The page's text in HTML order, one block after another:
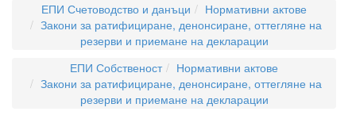
ЕПИ Счетоводство и данъци
Нормативни актове
Закони за ратифициране, денонсиране, оттегляне на
резерви и приемане на декларации
ЕПИ Собственост
Нормативни актове
Закони за ратифициране, денонсиране, оттегляне на
резерви и приемане на декларации